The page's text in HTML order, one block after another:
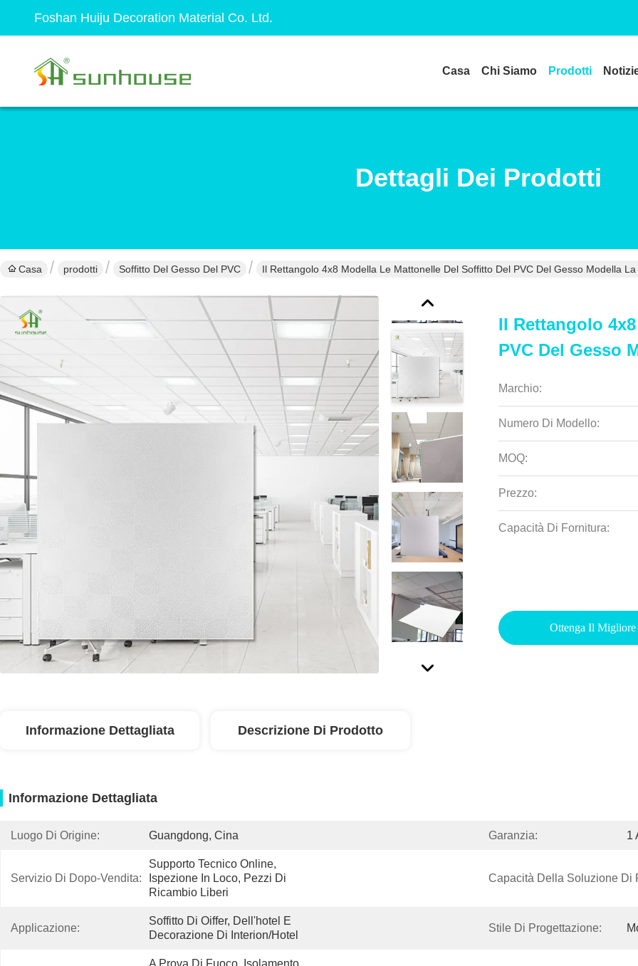
Foshan Huiju Decoration Material Co. Ltd.
Casa Chi Siamo Prodotti
Dettagli Dei Prodotti
Casa prodotti Soffitto Del Gesso Del PVC Il Rettangolo 4x8 Modella Le Mattonelle Del Soffitto Del PVC Del Gesso Modella
Il Rettangolo
PVC Del Gesso
Marchio:
Numero Di Modello:
MOQ:
Prezzo:
Capacità Di Fornitura:
Ottenga Il Migliore
Informazione Dettagliata Descrizione Di Prodotto
Informazione Dettagliata
Luogo Di Origine: Guangdong, Cina Garanzia: 1
Servizio Di Dopo-Vendita:
Supporto Tecnico Online,
Ispezione In Loco, Pezzi Di
Ricambio Liberi
Capacità Della Soluzione Di
Applicazione:
Soffitto Di Oiffer, Dell'hotel E
Decorazione Di Interion/hotel
Stile Di Progettazione:
A Prova Di Fuoco, Isolamento